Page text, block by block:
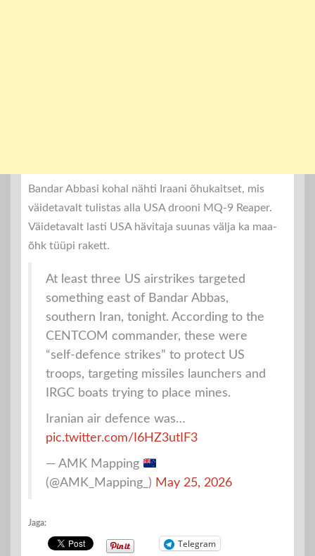
Bandar Abbasi kohal nähti Iraani õhukaitset, mis
väidetavalt tulistas alla USA drooni MQ-9 Reaper.
Väidetavalt lasti USA hävitaja suunas välja ka maa-
õhk tüüpi rakett.
At least three US airstrikes targeted
something east of Bandar Abbas,
southern Iran, tonight. According to the
CENTCOM commander, these were
“self-defence strikes” to protect US
troops, targeting missiles launchers and
IRGC boats trying to place mines.
Iranian air defence was…
pic.twitter.com/I6HZ3utIF3
— AMK Mapping
(@AMK_Mapping_) May 25, 2026
Jaga:
Telegram